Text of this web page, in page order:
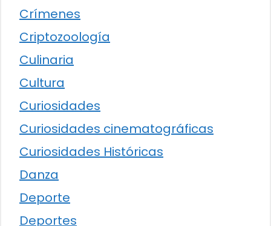
Crímenes
Criptozoología
Culinaria
Cultura
Curiosidades
Curiosidades cinematográficas
Curiosidades Históricas
Danza
Deporte
Deportes